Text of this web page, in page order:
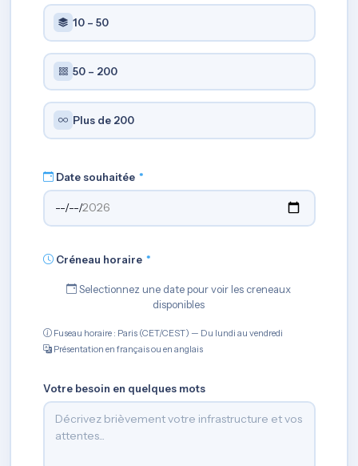
10 – 50
50 – 200
Plus de 200
Date souhaitée *
Créneau horaire *
Selectionnez une date pour voir les creneaux
disponibles
Fuseau horaire : Paris (CET/CEST) — Du lundi au vendredi
Présentation en français ou en anglais
Votre besoin en quelques mots